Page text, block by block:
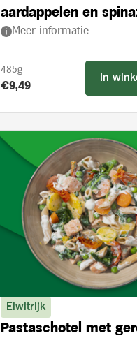
aardappelen en
crème
Meer informatie
485g
Product prijs:
€9,49
In
Eiwitrijk
Pastaschotel met